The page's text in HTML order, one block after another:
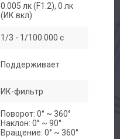
0.005 лк (F1.2), 0 лк
(ИК вкл)
1/3 - 1/100.000 с
Поддерживает
ИК-фильтр
Поворот: 0° ~ 360°
Наклон: 0° ~ 90°
Вращение: 0° ~ 360°